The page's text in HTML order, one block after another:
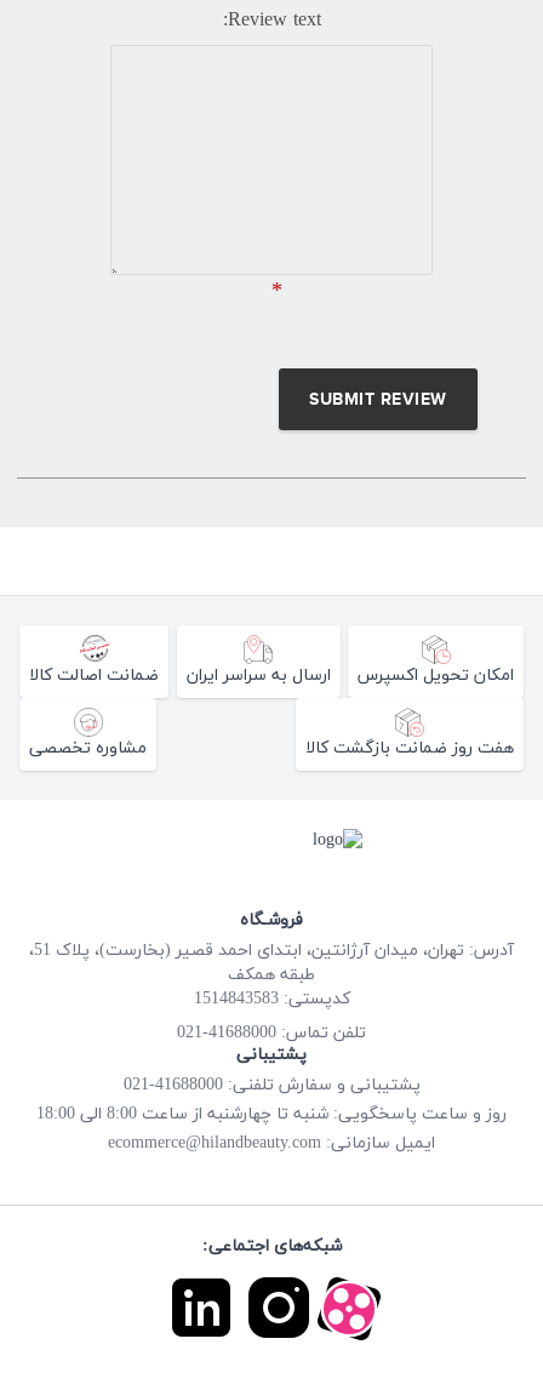
Review text:
*
امکان تحویل اکسپرس ارسال به سراسر ایران ضمانت اصالت کالا
هفت روز ضمانت بازگشت کالا مشاوره تخصصی
فروشـگاه
آدرس: تهران، میدان آرژانتین، ابتدای احمد قصیر (بخارست)، پلاک 51،
طبقه همکف
کدپستی: 1514843583
تلفن تماس: 41688000-021
پشتیبانی
پشتیبانی و سفارش تلفنی: 41688000-021
روز و ساعت پاسخگویی: شنبه تا چهارشنبه از ساعت 8:00 الی 18:00
ایمیل سازمانی: ecommerce@hilandbeauty.com
شبکه‌های اجتماعی: